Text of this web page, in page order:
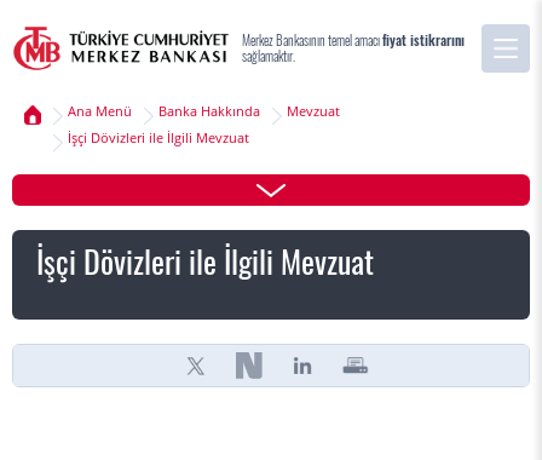
Merkez Bankasının temel amacıfiyat istikrarını
sağlamaktır.
Ana Menü Banka Hakkında
Mevzuat
İşçi Dövizleri ile İlgili Mevzuat
İşçi Dövizleri ile İlgili Mevzuat